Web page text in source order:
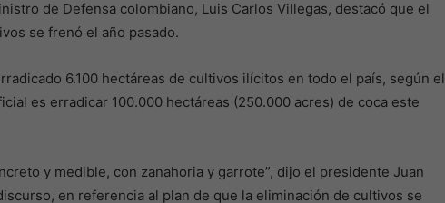
de Defensa colombiano, Luis Carlos Villegas, destacó que el
se frenó el año pasado.
6.100 hectáreas de cultivos ilícitos en todo el país, según el
es erradicar 100.000 hectáreas (250.000 acres) de coca este
y medible, con zanahoria y garrote”, dijo el presidente Juan
en referencia al plan de que la eliminación de cultivos se